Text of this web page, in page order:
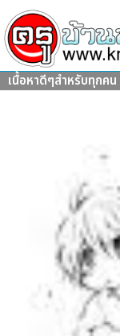
เนื้อหาดีๆสำหรับทุกคน